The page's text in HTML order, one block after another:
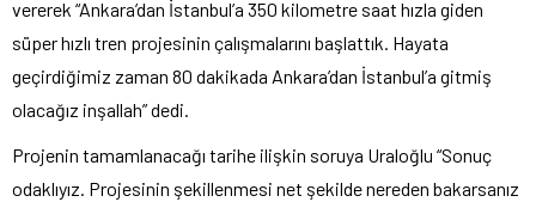
vererek “Ankara’dan İstanbul’a 350 kilometre saat hızla giden
süper hızlı tren projesinin çalışmalarını başlattık. Hayata
geçirdiğimiz zaman 80 dakikada Ankara’dan İstanbul’a gitmiş
olacağız inşallah” dedi.
Projenin tamamlanacağı tarihe ilişkin soruya Uraloğlu “Sonuç
odaklıyız. Projesinin şekillenmesi net şekilde nereden bakarsanız